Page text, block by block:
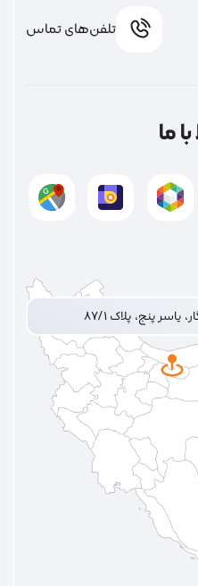
تلفن‌های تماس
ما
پنج، پلاک ۸۷/۱